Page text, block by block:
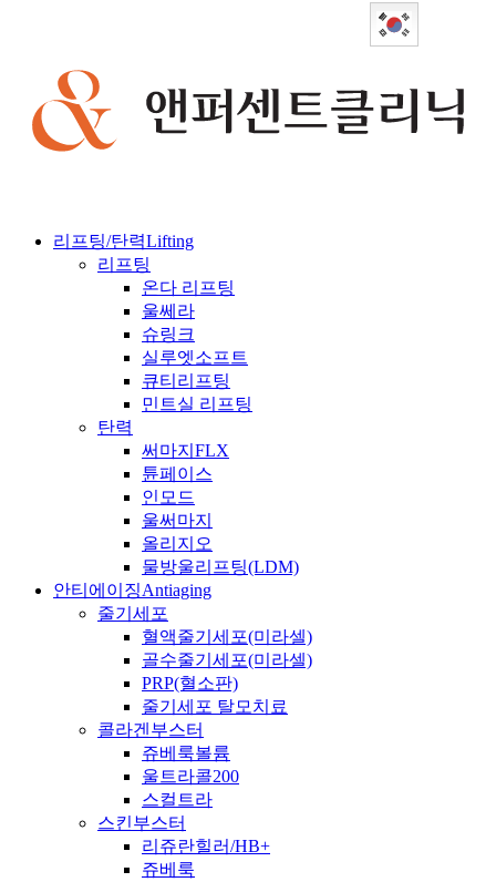
리프팅/탄력Lifting
리프팅
온다 리프팅
울쎄라
슈링크
실루엣소프트
큐티리프팅
민트실 리프팅
탄력
써마지FLX
튠페이스
인모드
울써마지
올리지오
물방울리프팅(LDM)
안티에이징Antiaging
줄기세포
혈액줄기세포(미라셀)
골수줄기세포(미라셀)
PRP(혈소판)
줄기세포 탈모치료
콜라겐부스터
쥬베룩볼륨
울트라콜200
스컬트라
스킨부스터
리쥬란힐러/HB+
쥬베룩